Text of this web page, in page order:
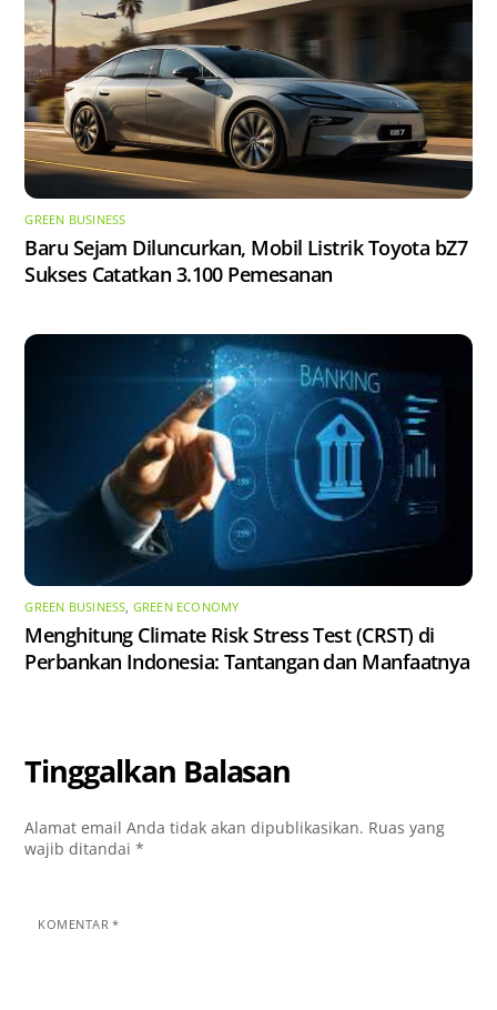
GREEN BUSINESS
Baru Sejam Diluncurkan, Mobil Listrik Toyota bZ7
Sukses Catatkan 3.100 Pemesanan
GREEN BUSINESS, GREEN ECONOMY
Menghitung Climate Risk Stress Test (CRST) di
Perbankan Indonesia: Tantangan dan Manfaatnya
Tinggalkan Balasan
Alamat email Anda tidak akan dipublikasikan. Ruas yang
wajib ditandai*
KOMENTAR*